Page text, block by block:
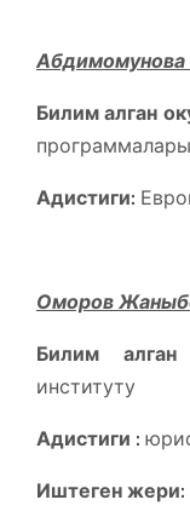
Билим алган
Адистиги:
Оморов
Билим
институту
Адистиги :
Иштеген жери: